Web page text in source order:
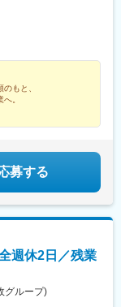
阜県、静岡県、愛知
阪府、兵庫県、奈良
高知県■九州エリ
、鹿児島県、熊本
を希望可！U・Iター
部エリアは車で営業
踏まえて決定※入社
ートプログラムとな
)、新青森駅、上盛岡
駅、久慈駅、紫波
、泉外旭川駅、能代
大曲駅(秋田県)、山
県)、新庄駅、寒河江
多方駅、二本松
学院前駅、郡山富田
駅、新栃木駅、佐野
駅、小山駅、真岡
前駅、中央前橋駅、
、西早稲田駅、鶯
経堂駅、昭島駅、
、東青梅駅、町田
上北台駅、新小平
)、国領駅、瀬谷駅、
、向ケ丘遊園駅、武
もと、
。
募する
週休2日／残業
グループ)